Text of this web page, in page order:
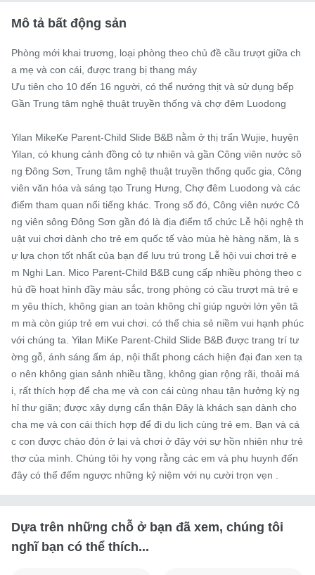
Mô tả bất động sản
Phòng mới khai trương, loại phòng theo chủ đề cầu trượt giữa ch
a mẹ và con cái, được trang bị thang máy
Ưu tiên cho 10 đến 16 người, có thể nướng thịt và sử dụng bếp
Gần Trung tâm nghệ thuật truyền thống và chợ đêm Luodong
Yilan MikeKe Parent-Child Slide B&B nằm ở thị trấn Wujie, huyện
Yilan, có khung cảnh đồng cỏ tự nhiên và gần Công viên nước sô
ng Đông Sơn, Trung tâm nghệ thuật truyền thống quốc gia, Công
viên văn hóa và sáng tạo Trung Hưng, Chợ đêm Luodong và các
điểm tham quan nổi tiếng khác. Trong số đó, Công viên nước Cô
ng viên sông Đông Sơn gần đó là địa điểm tổ chức Lễ hội nghệ th
uật vui chơi dành cho trẻ em quốc tế vào mùa hè hàng năm, là s
ự lựa chọn tốt nhất của bạn để lưu trú trong Lễ hội vui chơi trẻ e
m Nghi Lan. Mico Parent-Child B&B cung cấp nhiều phòng theo c
hủ đề hoạt hình đầy màu sắc, trong phòng có cầu trượt mà trẻ e
m yêu thích, không gian an toàn không chỉ giúp người lớn yên tâ
m mà còn giúp trẻ em vui chơi. có thể chia sẻ niềm vui hạnh phúc
với chúng ta. Yilan MiKe Parent-Child Slide B&B được trang trí tư
ờng gỗ, ánh sáng ấm áp, nội thất phong cách hiện đại đan xen tạ
o nên không gian sảnh nhiều tầng, không gian rộng rãi, thoải má
i, rất thích hợp để cha mẹ và con cái cùng nhau tận hưởng kỳ ng
hỉ thư giãn; được xây dựng cẩn thận Đây là khách sạn dành cho
cha mẹ và con cái thích hợp để đi du lịch cùng trẻ em. Bạn và cá
c con được chào đón ở lại và chơi ở đây với sự hồn nhiên như trẻ
thơ của mình. Chúng tôi hy vọng rằng các em và phụ huynh đến
đây có thể đếm ngược những kỷ niệm với nụ cười trọn vẹn .
Dựa trên những chỗ ở bạn đã xem, chúng tôi
nghĩ bạn có thể thích...